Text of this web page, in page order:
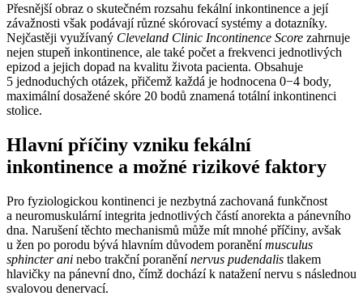
Přesnější obraz o skutečném rozsahu fekální inkontinence a její
závažnosti však podávají různé skórovací systémy a dotazníky.
Nejčastěji využívaný Cleveland Clinic Incontinence Score zahrnuje
nejen stupeň inkontinence, ale také počet a frekvenci jednotlivých
epizod a jejich dopad na kvalitu života pacienta. Obsahuje
5 jednoduchých otázek, přičemž každá je hodnocena 0−4 body,
maximální dosažené skóre 20 bodů znamená totální inkontinenci
stolice.
Hlavní příčiny vzniku fekální
inkontinence a možné rizikové faktory
Pro fyziologickou kontinenci je nezbytná zachovaná funkčnost
a neuromuskulární integrita jednotlivých částí anorekta a pánevního
dna. Narušení těchto mechanismů může mít mnohé příčiny, avšak
u žen po porodu bývá hlavním důvodem poraněnímusculus
sphincter ani nebo trakční poraněnínervus pudendalis tlakem
hlavičky na pánevní dno, čímž dochází k natažení nervu s následnou
svalovou denervací.